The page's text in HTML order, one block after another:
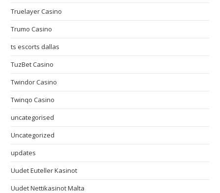
Truelayer Casino
Trumo Casino
ts escorts dallas
TuzBet Casino
Twindor Casino
Twinqo Casino
uncategorised
Uncategorized
updates
Uudet Euteller Kasinot
Uudet Nettikasinot Malta